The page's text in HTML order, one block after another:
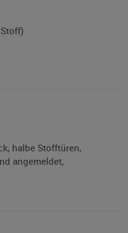
halbe Stofftüren,
angemeldet,